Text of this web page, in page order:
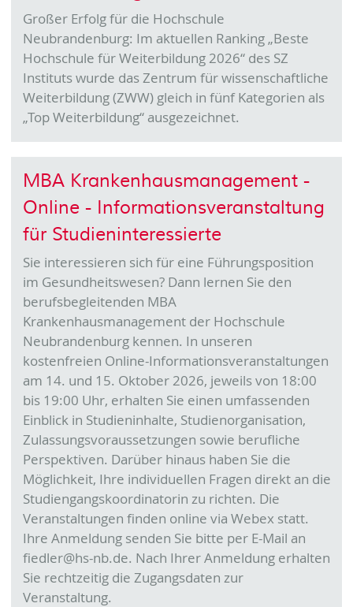
Großer Erfolg für die Hochschule
Neubrandenburg: Im aktuellen Ranking „Beste
Hochschule für Weiterbildung 2026“ des SZ
Instituts wurde das Zentrum für wissenschaftliche
Weiterbildung (ZWW) gleich in fünf Kategorien als
„Top Weiterbildung“ ausgezeichnet.
MBA Krankenhausmanagement -
Online - Informationsveranstaltung
für Studieninteressierte
Sie interessieren sich für eine Führungsposition
im Gesundheitswesen? Dann lernen Sie den
berufsbegleitenden MBA
Krankenhausmanagement der Hochschule
Neubrandenburg kennen. In unseren
kostenfreien Online-Informationsveranstaltungen
am 14. und 15. Oktober 2026, jeweils von 18:00
bis 19:00 Uhr, erhalten Sie einen umfassenden
Einblick in Studieninhalte, Studienorganisation,
Zulassungsvoraussetzungen sowie berufliche
Perspektiven. Darüber hinaus haben Sie die
Möglichkeit, Ihre individuellen Fragen direkt an die
Studiengangskoordinatorin zu richten. Die
Veranstaltungen finden online via Webex statt.
Ihre Anmeldung senden Sie bitte per E-Mail an
fiedler@hs-nb.de. Nach Ihrer Anmeldung erhalten
Sie rechtzeitig die Zugangsdaten zur
Veranstaltung.